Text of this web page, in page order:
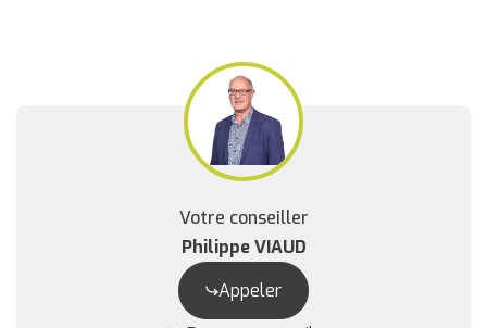
Votre conseiller
Philippe VIAUD
Appeler